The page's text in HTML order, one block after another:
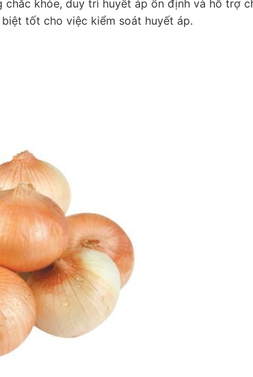
chắc khỏe, duy trì huyết áp ổn định và hỗ trợ
tốt cho việc kiểm soát huyết áp.